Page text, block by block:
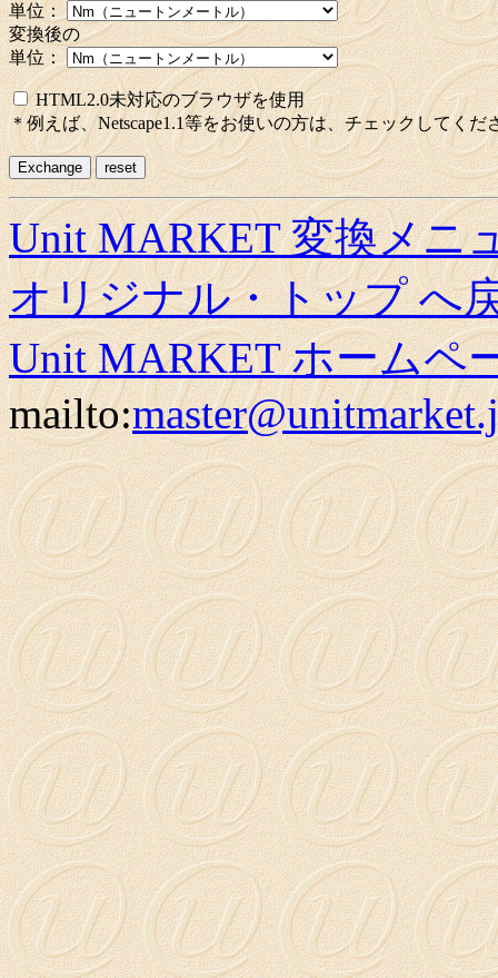
単位：
変換後の
単位：
HTML2.0未対応のブラウザを使用
＊例えば、Netscape1.1等をお使いの方は、チェックしてくだ
Unit MARKET 変換メニ
オリジナル・トップ へ
Unit MARKET ホームペ
mailto: